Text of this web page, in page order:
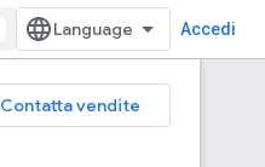
Accedi
Contatta vendite